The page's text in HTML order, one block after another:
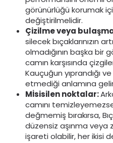
görünürlüğü korumak
değiştirilmelidir.
Çizilme veya
silecek bıçaklarınızın
olmadığının başka bir
camın karşısında
Kauçuğun yıprandığı
etmediği anlamına
Mİsisilen noktalar:
camını
değmemiş bırakırsa,
düzensiz aşınma veya
işareti olabilir, her ikisi